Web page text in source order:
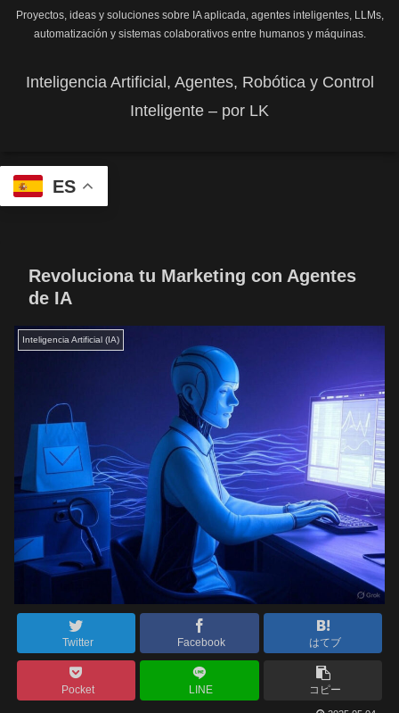
Proyectos, ideas y soluciones sobre IA aplicada, agentes inteligentes, LLMs,
automatización y sistemas colaborativos entre humanos y máquinas.
Inteligencia Artificial, Agentes, Robótica y Control
Inteligente – por LK
ES
Revoluciona tu Marketing con Agentes
de IA
Inteligencia Artificial (IA)
Twitter Facebook はてブ
Pocket LINE コピー